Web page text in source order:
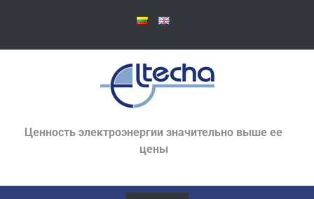
Ценность электроэнергии значительно выше ее
цены